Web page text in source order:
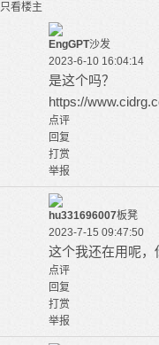
只看楼主
EngGPT沙发
2023-6-10 16:04:14
是这个吗？
https://
点评
回复
打赏
举报
hu331696007板凳
2023-7-15 09:47:50
这个我还在用呢，
点评
回复
打赏
举报